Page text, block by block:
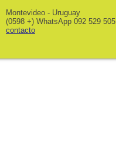
Montevideo - Uruguay
(0598 +) WhatsApp 092 529 505
contacto